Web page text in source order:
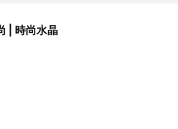
| 時尚水晶